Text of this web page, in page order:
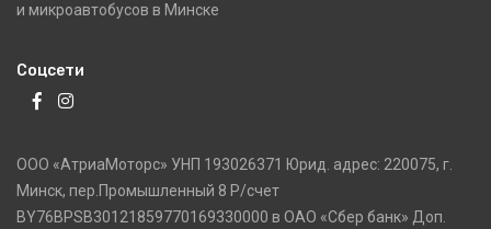
и микроавтобусов в Минске
Соцсети
ООО «АтриаМоторс» УНП 193026371 Юрид. адрес: 220075, г.
Минск, пер.Промышленный 8 Р/счет
BY76BPSB30121859770169330000 в ОАО «Сбер банк» Доп.